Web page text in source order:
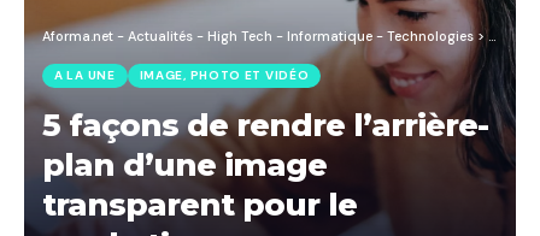
Aforma.net - Actualités - High Tech - Informatique - Technologies >Blog
A LA UNE IMAGE, PHOTO ET VIDÉO
5 façons de rendre l’arrière-
plan d’une image
transparent pour le